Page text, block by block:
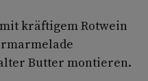
kräftigem Rotwein
Butter montieren.